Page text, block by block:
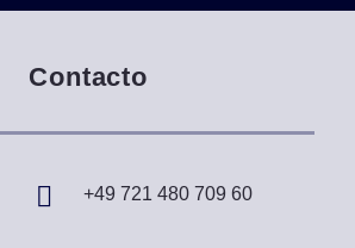
Contacto
+49 721 480 709 60